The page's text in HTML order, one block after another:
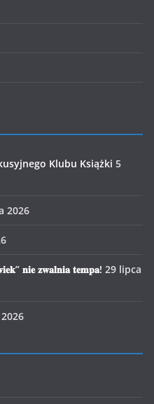
Klubu Książki 5
2026
𝐧𝐢𝐞 𝐳𝐰𝐚𝐥𝐧𝐢𝐚 𝐭𝐞𝐦𝐩𝐚! 29 lipca